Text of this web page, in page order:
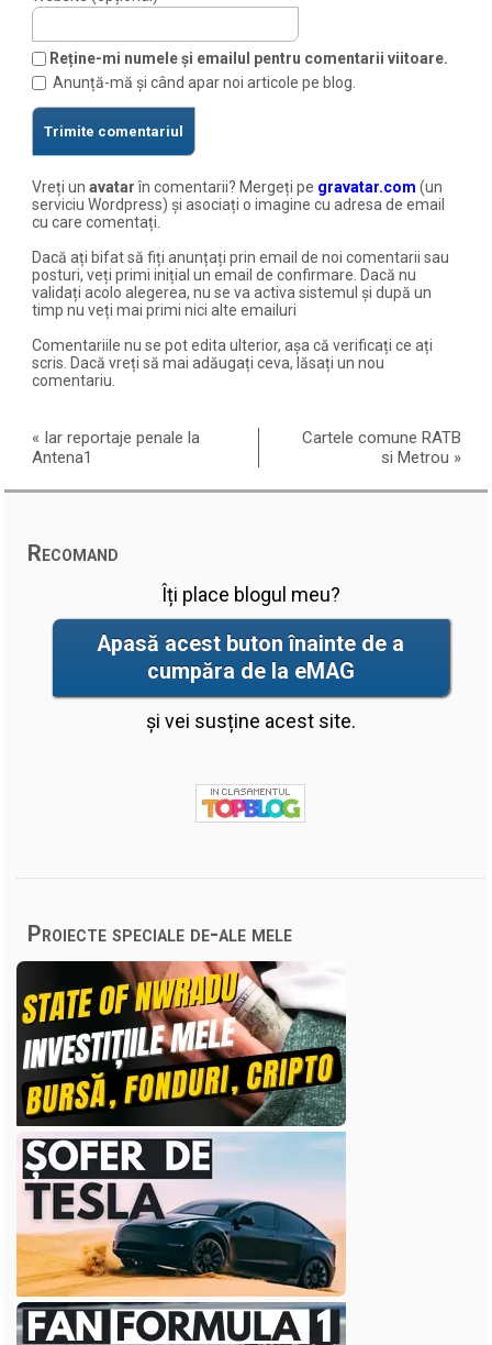
Reține-mi numele și emailul pentru comentarii viitoare.
Anunță-mă și când apar noi articole pe blog.
Vreți unavatarîn comentarii? Mergeți pe gravatar.com (un
serviciu Wordpress) și asociați o imagine cu adresa de email
cu care comentați.
Dacă ați bifat să fiți anunțați prin email de noi comentarii sau
posturi, veți primi inițial un email de confirmare. Dacă nu
validați acolo alegerea, nu se va activa sistemul și după un
timp nu veți mai primi nici alte emailuri
Comentariile nu se pot edita ulterior, așa că verificați ce ați
scris. Dacă vreți să mai adăugați ceva, lăsați un nou
comentariu.
« Iar reportaje penale la
Antena1
Cartele comune RATB
si Metrou »
Recomand
Îți place blogul meu?
Apasă acest buton înainte de a
cumpăra de la eMAG
și vei susține acest site.
Proiecte speciale de-ale mele